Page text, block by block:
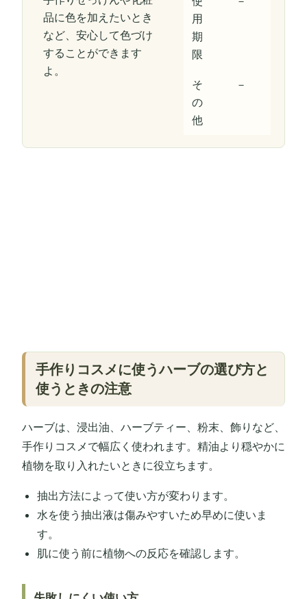
品に色を加えたいとき
など、安心して色づけ
することができます
よ。
用
期
限
そ
の
他
－
手作りコスメに使うハーブの選び方と
使うときの注意
ハーブは、浸出油、ハーブティー、粉末、飾りなど、
手作りコスメで幅広く使われます。精油より穏やかに
植物を取り入れたいときに役立ちます。
抽出方法によって使い方が変わります。
水を使う抽出液は傷みやすいため早めに使いま
す。
肌に使う前に植物への反応を確認します。